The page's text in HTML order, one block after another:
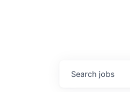
Search jobs